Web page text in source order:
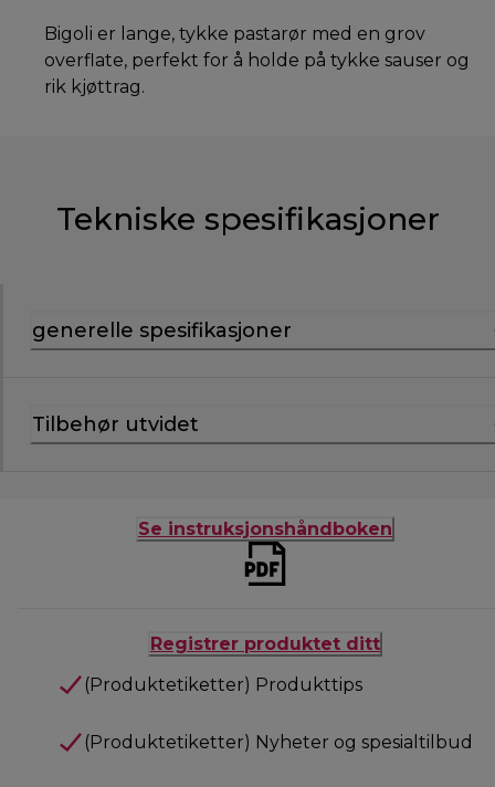
Bigoli er lange, tykke pastarør med en grov
overflate, perfekt for å holde på tykke sauser og
rik kjøttrag.
Tekniske spesifikasjoner
generelle spesifikasjoner
Tilbehør utvidet
Se instruksjonshåndboken
Registrer produktet ditt
(Produktetiketter) Produkttips
(Produktetiketter) Nyheter og spesialtilbud